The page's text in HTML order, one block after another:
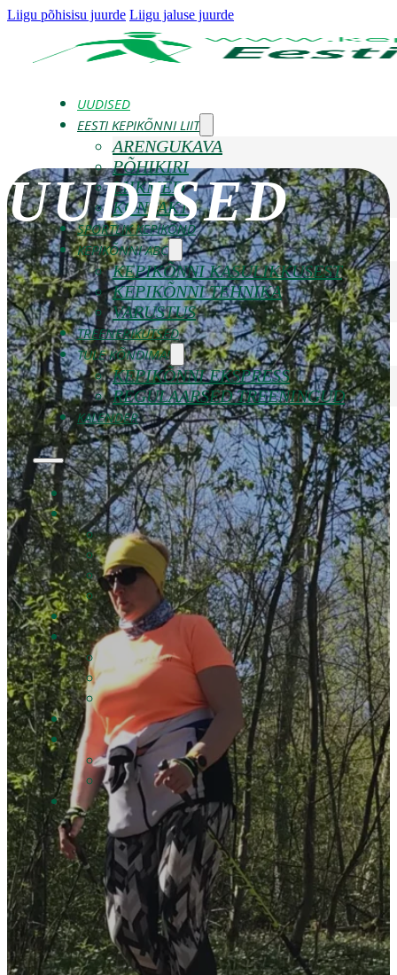
Liigu põhisisu juurde Liigu jaluse juurde
UUDISED
EESTI KEPIKÕNNI LIIT
ARENGUKAVA
PÕHIKIRI
LIIKMED
KONTAKT
SPORTLIK KEPIKÕND
KEPIKÕNNI ABC
KEPIKÕNNI KASULIKKUSEST
KEPIKÕNNI TEHNIKA
VARUSTUS
TREENERIKUTSED
TULE KÕNDIMA!
KEPIKÕNNI EKSPRESS
REGULAARSED TREENINGUD
KALENDER
UUDISED